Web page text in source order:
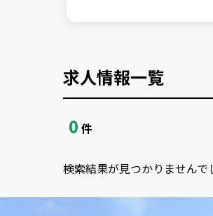
求人情報一覧
0 件
検索結果が見つかりませんで